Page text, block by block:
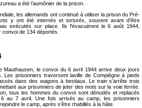
a été l’aumônier de la prison.
les allemands ont continué à utiliser la prison du Pré-
y ont été internés et torturés, souvent avant d'être
exécutés sur place. Ils l'évacuèrent le 6 août 1944,
de 134 déportés.
Mauthausen, le convoi du 6 avril 1944 arrive deux jours
Les prisonniers traversent laville de Compiègne à pieds
dans des wagons à bestiaux. Le train s’arrête trois
aux prisonniers de jeter des mots sur la voie ferrée.
tous les hommes du convoi sont dénudés et replacés
au 7 avril. Une fois arrivés au camp, les prisonniers
le camp, après s’être rhabillés à la hâte.